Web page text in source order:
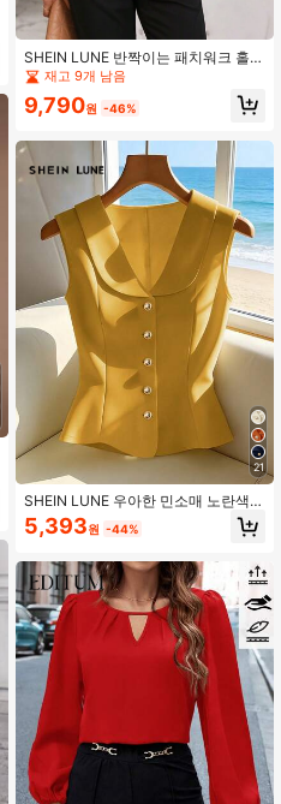
SHEIN LUNE 반짝이는 패치워크 홀
티셔츠재고 9개 남음
9,790원 -46%
21
SHEIN LUNE 우아한 민소매 노란색
탑, 시크하고 슬림한 여름 여성용 탑
5,393원 -44%